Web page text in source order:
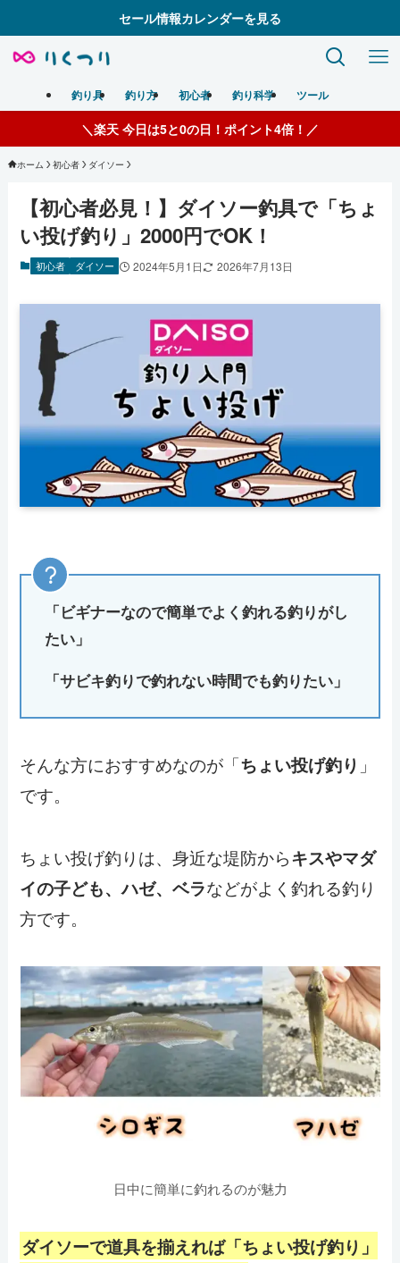
セール情報カレンダーを見る
釣り具 釣り方 初心者 釣り科学 ツール
＼楽天 お買い物マラソン開催中！／
ホーム 初心者 ダイソー
【初心者必見！】ダイソー釣具で「ちょ
い投げ釣り」2000円でOK！
初心者 ダイソー 2024年5月1日 2026年7月13日
「ビギナーなので簡単でよく釣れる釣りがし
たい」
「サビキ釣りで釣れない時間でも釣りたい」
そんな方におすすめなのが「ちょい投げ釣り 」
です。
ちょい投げ釣りは、身近な堤防からキスやマダ
イの子ども、ハゼ、ベラなどがよく釣れる釣り
方です。
日中に簡単に釣れるのが魅力
ダイソーで道具を揃えれば「ちょい投げ釣り」